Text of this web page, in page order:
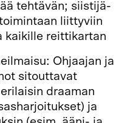
tehtävän; siistijä-
liittyviin
kaikille reittikartan
Ohjaajan ja
sitouttavat
draaman
ja